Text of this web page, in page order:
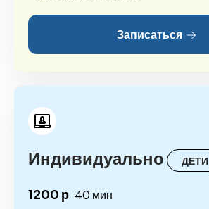
Записаться
Индивидуально ДЕТИ
1200 р 40 мин